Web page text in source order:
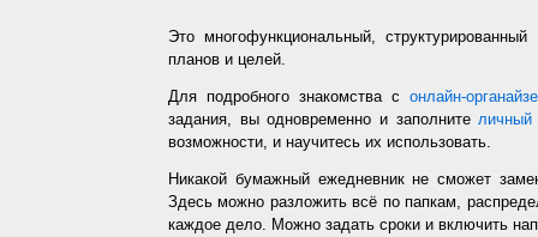
Это многофункциональный,
планов и целей.
Для подробного знакомства с онлайн-
задания, вы одновременно и заполнителичный
возможности, и научитесь их использовать.
Никакой бумажный ежедневник не сможет
Здесь можно разложить всё по папкам,
каждое дело. Можно задать сроки и включить